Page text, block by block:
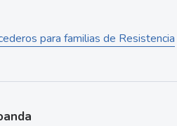
para familias de Resistencia